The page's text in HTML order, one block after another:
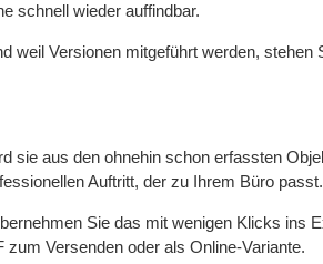
schnell wieder auffindbar.
weil Versionen mitgeführt werden, stehen
sie aus den ohnehin schon erfassten
Auftritt, der zu Ihrem Büro passt.
Sie das mit wenigen Klicks ins
Versenden oder als Online-Variante.